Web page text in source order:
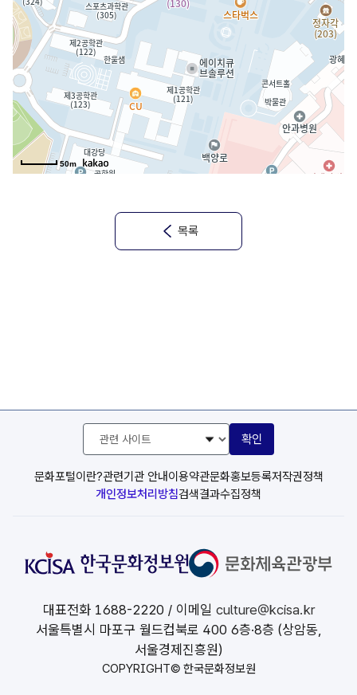
50m
목록
문화포털이란?관련기관 안내이용약관문화홍보등록저작권정책
개인정보처리방침검색결과수집정책
관
사
이
트
확인
대표전화 1688-2220 / 이메일 culture@kcisa.kr
서울특별시 마포구 월드컵북로 400 6층·8층 (상암동,
서울경제진흥원)
COPYRIGHT© 한국문화정보원